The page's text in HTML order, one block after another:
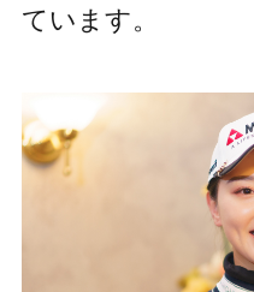
ています。